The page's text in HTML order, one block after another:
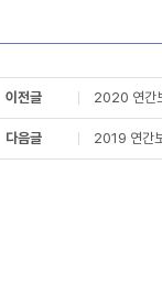
이전글 2020 연간
다음글 2019 연간